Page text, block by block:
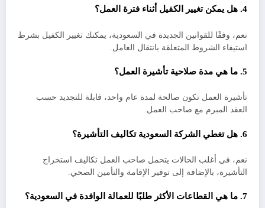
4. هل يمكن تغيير الكفيل أثناء فترة العمل؟
نعم، وفقًا للقوانين الجديدة في السعودية، يمكنك تغيير الكفيل بشرط
استيفاء الشروط المتعلقة بانتقال العامل.
5. ما هي مدة صلاحية تأشيرة العمل؟
تأشيرة العمل تكون صالحة لمدة عام واحد، قابلة للتجديد حسب
العقد المبرم مع صاحب العمل.
6. هل تغطي الشركة السعودية تكاليف التأشيرة؟
نعم، في أغلب الحالات يتحمل صاحب العمل تكاليف استخراج
التأشيرة، بالإضافة إلى توفير الإقامة والتأمين الصحي.
7. ما هي القطاعات الأكثر طلبًا للعمالة الوافدة في السعودية؟